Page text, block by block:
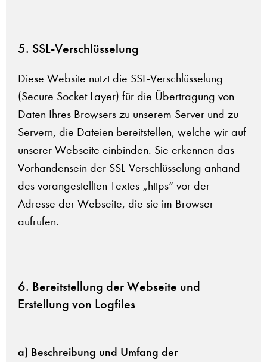
5. SSL-Verschlüsselung
Diese Website nutzt die SSL-Verschlüsselung
(Secure Socket Layer) für die Übertragung von
Daten Ihres Browsers zu unserem Server und zu
Servern, die Dateien bereitstellen, welche wir auf
unserer Webseite einbinden. Sie erkennen das
Vorhandensein der SSL-Verschlüsselung anhand
des vorangestellten Textes „https“ vor der
Adresse der Webseite, die sie im Browser
aufrufen.
6. Bereitstellung der Webseite und
Erstellung von Logfiles
a) Beschreibung und Umfang der